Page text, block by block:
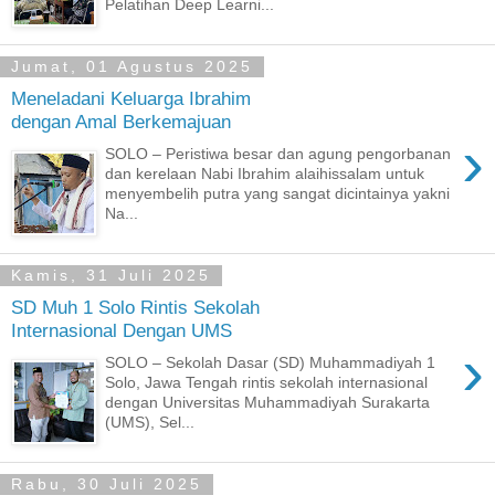
Pelatihan Deep Learni...
Jumat, 01 Agustus 2025
Meneladani Keluarga Ibrahim
dengan Amal Berkemajuan
›
SOLO – Peristiwa besar dan agung pengorbanan
dan kerelaan Nabi Ibrahim alaihissalam untuk
menyembelih putra yang sangat dicintainya yakni
Na...
Kamis, 31 Juli 2025
SD Muh 1 Solo Rintis Sekolah
Internasional Dengan UMS
›
SOLO – Sekolah Dasar (SD) Muhammadiyah 1
Solo, Jawa Tengah rintis sekolah internasional
dengan Universitas Muhammadiyah Surakarta
(UMS), Sel...
Rabu, 30 Juli 2025